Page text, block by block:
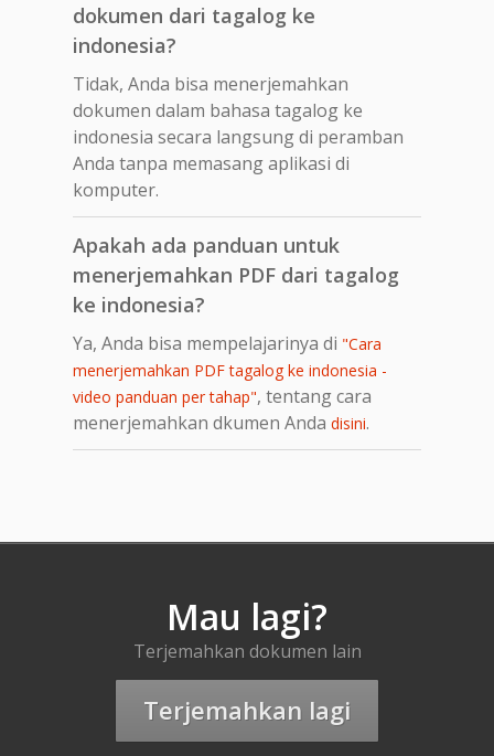
dokumen dari tagalog ke
indonesia?
Tidak, Anda bisa menerjemahkan
dokumen dalam bahasa tagalog ke
indonesia secara langsung di peramban
Anda tanpa memasang aplikasi di
komputer.
Apakah ada panduan untuk
menerjemahkan PDF dari tagalog
ke indonesia?
Ya, Anda bisa mempelajarinya di "Cara
menerjemahkan PDF tagalog ke indonesia -
video panduan per tahap", tentang cara
menerjemahkan dkumen Anda disini.
Mau lagi?
Terjemahkan dokumen lain
Terjemahkan lagi